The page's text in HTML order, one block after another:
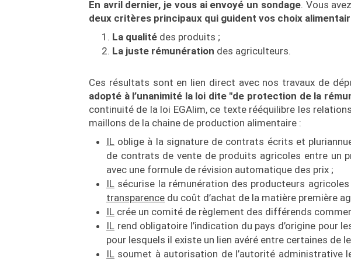
En avril dernier, je vous ai envoyé un sondage. Vous
deux critères principaux qui guident vos choix
La qualité des produits ;
La juste rémunération des agriculteurs.
Ces résultats sont en lien direct avec nos travaux de
adopté à l’unanimité la loi dite "de protection de la
continuité de la loi EGAlim, ce texte rééquilibre les
maillons de la chaine de production alimentaire :
IL oblige à la signature de contrats écrits et
de contrats de vente de produits agricoles entre un
avec une formule de révision automatique des prix ;
IL sécurise la rémunération des producteurs
transparence du coût d’achat de la matière première
IL crée un comité de règlement des différends
IL rend obligatoire l’indication du pays d’origine pour
pour lesquels il existe un lien avéré entre certaines de
IL soumet à autorisation de l’autorité administrative